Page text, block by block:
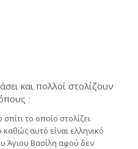
και πολλοί στολίζουν
:
σπίτι το οποίο στολίζει
καθώς αυτό είναι ελληνικό
Άγιου Βασίλη αφού δεν